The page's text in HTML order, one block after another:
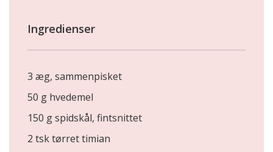
Ingredienser
3 æg, sammenpisket
50 g hvedemel
150 g spidskål, fintsnittet
2 tsk tørret timian